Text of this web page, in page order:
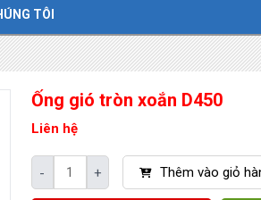
TÔI
Ống gió tròn xoắn D450
Liên hệ
- + Thêm vào giỏ